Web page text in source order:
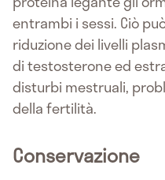
entrambi i sessi. Ciò
riduzione dei livelli
di testosterone ed
disturbi mestruali,
della fertilità.
Conservazione